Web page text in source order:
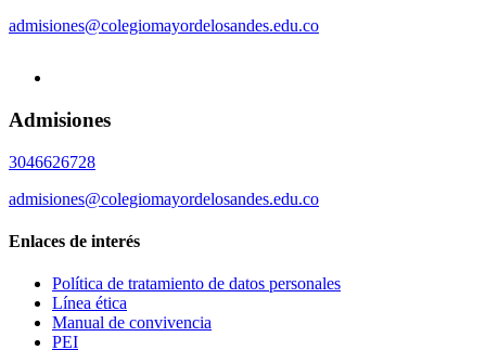
admisiones@colegiomayordelosandes.edu.co
Admisiones
3046626728
admisiones@colegiomayordelosandes.edu.co
Enlaces de interés
Política de tratamiento de datos personales
Línea ética
Manual de convivencia
PEI